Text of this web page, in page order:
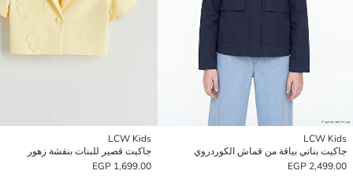
LCW Kids
جاكيت بناتي بياقة من قماش الكوردروي
2,499.00 EGP
LCW Kids
جاكيت قصير للبنات بنقشة زهور
1,699.00 EGP